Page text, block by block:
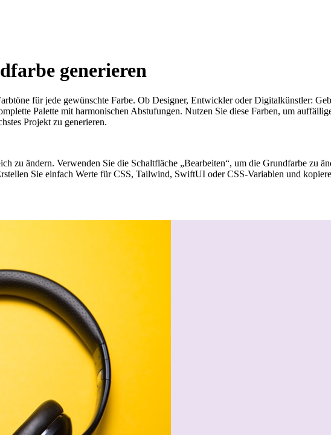
generieren
für jede gewünschte Farbe. Ob Designer, Entwickler oder Digitalkünstler:
Palette mit harmonischen Abstufungen. Nutzen Sie diese Farben, um
Projekt zu generieren.
zu ändern. Verwenden Sie die Schaltfläche „Bearbeiten“, um die Grundfarbe zu
Sie einfach Werte für CSS, Tailwind, SwiftUI oder CSS-Variablen und